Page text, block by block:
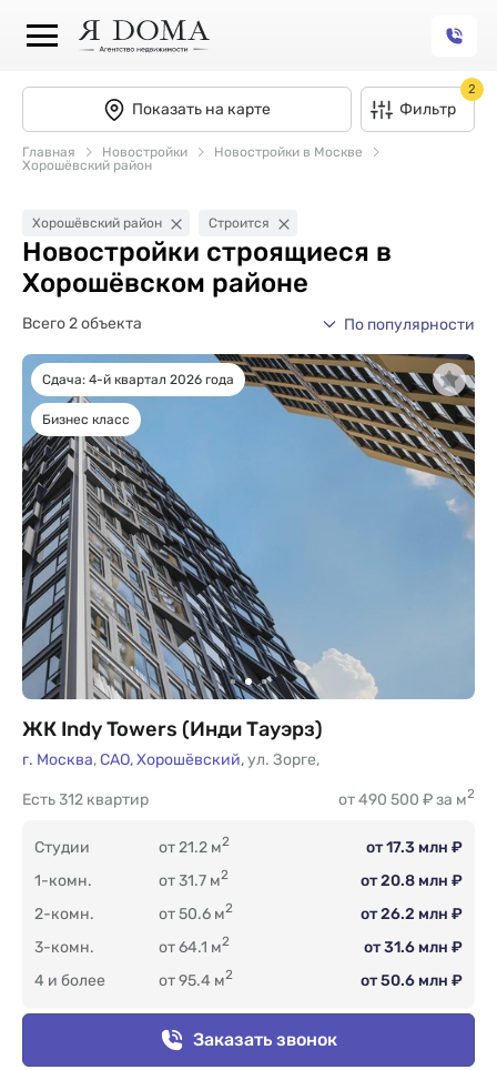
Показать на карте Фильтр
2
Главная Новостройки
Новостройки в Москве
Хорошёвский район
Хорошёвский район Строится
Новостройки строящиеся в
Хорошёвском районе
Всего 2 объекта По популярности
ЖК Indy Towers (Инди Тауэрз)
г. Москва,САО,Хорошёвский,ул. Зорге,
312 квартир
Есть от 490 500 ₽ за м2
Студии от 21.2 м2
от 17.3 млн ₽
1-комн.
от 31.7 м2
от 20.8 млн ₽
2-комн.
от 50.6 м2
от 26.2 млн ₽
3-комн.
от 64.1 м2
от 31.6 млн ₽
4 и более
от 95.4 м2 от 50.6 млн ₽
Заказать звонок
Сдача: 4-й квартал 2026 года
Бизнес класс